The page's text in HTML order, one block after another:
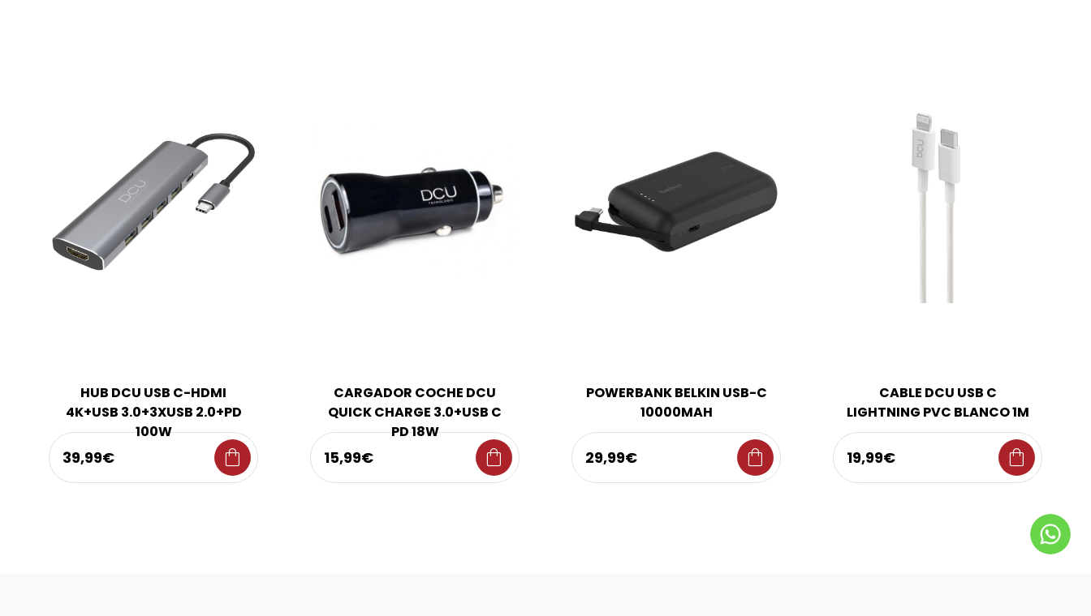
HUB DCU USB C-HDMI
4K+USB 3.0+3XUSB 2.0+PD
100W
39,99€ shopping_bag
CARGADOR COCHE DCU
QUICK CHARGE 3.0+USB C
PD 18W
15,99€ shopping_bag
POWERBANK BELKIN USB-C
10000MAH
29,99€ shopping_bag
CABLE DCU USB C
LIGHTNING PVC BLANCO 1M
19,99€ shopping_bag